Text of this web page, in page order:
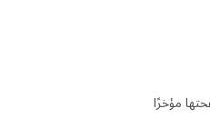
مؤخرًا